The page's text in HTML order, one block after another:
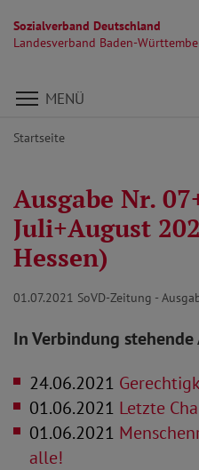
Sozialverband Deutschland
Landesverband Baden-
Direkt zu den Inhalten
MENÜ
Startseite
Ausgabe Nr.
Juli+August
Hessen)
01.07.2021 SoVD-Zeitung -
In Verbindung
24.06.2021
01.06.2021 Letzte
01.06.2021
alle!